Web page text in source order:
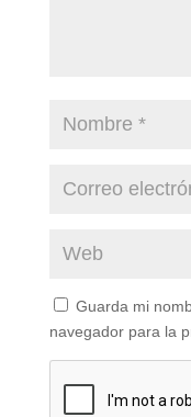
Guarda mi
navegador para la